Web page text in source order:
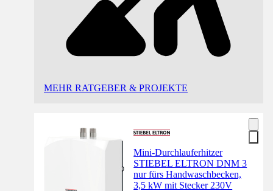
MEHR RATGEBER & PROJEKTE
Mini-Durchlauferhitzer
STIEBEL ELTRON DNM 3
nur fürs Handwaschbecken,
3,5 kW mit Stecker 230V